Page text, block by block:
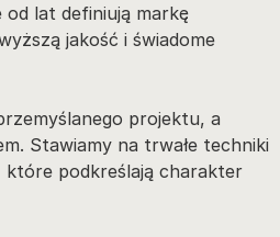
lat definiują markę
jakość i świadome
projektu, a
Stawiamy na trwałe techniki
które podkreślają charakter